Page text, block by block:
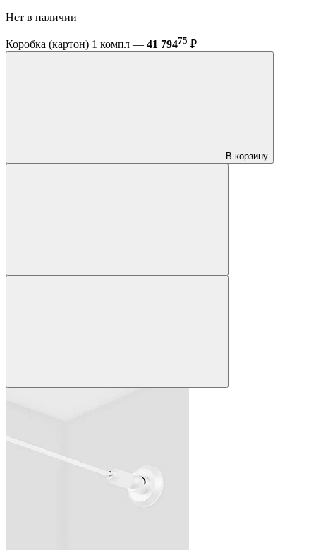
Нет в наличии
Коробка (картон) 1 компл — 41 79475 ₽
В корзину